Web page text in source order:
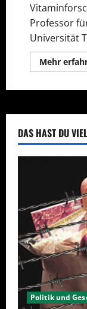
Professor
Universität
Mehr
DAS HAST DU
Politik und